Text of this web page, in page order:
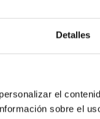
Detalles
el
sobre el